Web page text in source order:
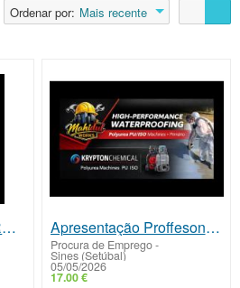
Ordenar por: Mais recente
Bate-Chapas - CJ PEREIRA CAR - entrada imediata Apresentação Proffesonal da Mahidul Works
Procura de Emprego-
Sines (Setúbal)
05/05/2026
17.00 €